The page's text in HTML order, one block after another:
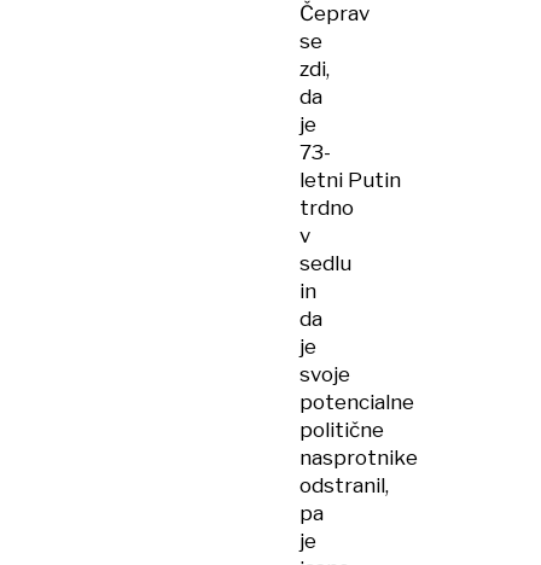
Čeprav
se
zdi,
da
je
73-
letni Putin
trdno
v
sedlu
in
da
je
svoje
potencialne
politične
nasprotnike
odstranil,
pa
je